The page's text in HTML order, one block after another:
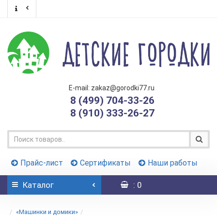
E-mail: zakaz@gorodki77.ru
8 (499) 704-33-26
8 (910) 333-26-27
Прайс-лист Сертификаты Наши работы
Каталог : 0
«Машинки и домики»